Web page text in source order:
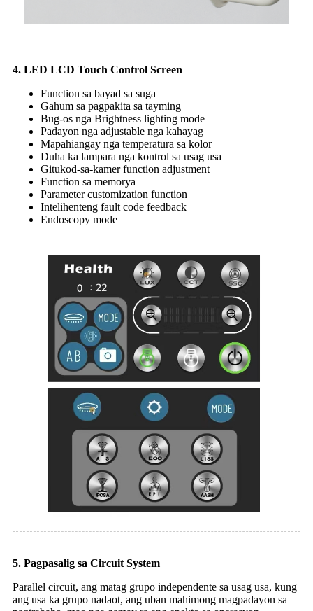
4. LED LCD Touch Control Screen
Function sa bayad sa suga
Gahum sa pagpakita sa tayming
Bug-os nga Brightness lighting mode
Padayon nga adjustable nga kahayag
Mapahiangay nga temperatura sa kolor
Duha ka lampara nga kontrol sa usag usa
Gitukod-sa-kamer function adjustment
Function sa memorya
Parameter customization function
Intelihenteng fault code feedback
Endoscopy mode
5. Pagpasalig sa Circuit System
Parallel circuit, ang matag grupo independente sa usag usa, kung
ang usa ka grupo nadaot, ang uban mahimong magpadayon sa